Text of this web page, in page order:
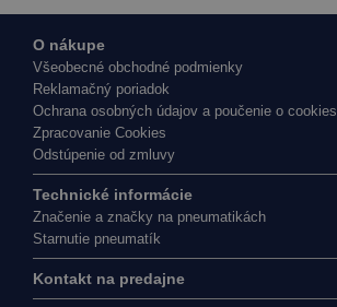
O nákupe
Všeobecné obchodné podmienky
Reklamačný poriadok
Ochrana osobných údajov a poučenie o cookies
Zpracovanie Cookies
Odstúpenie od zmluvy
Technické informácie
Značenie a značky na pneumatikách
Starnutie pneumatík
Kontakt na predajne